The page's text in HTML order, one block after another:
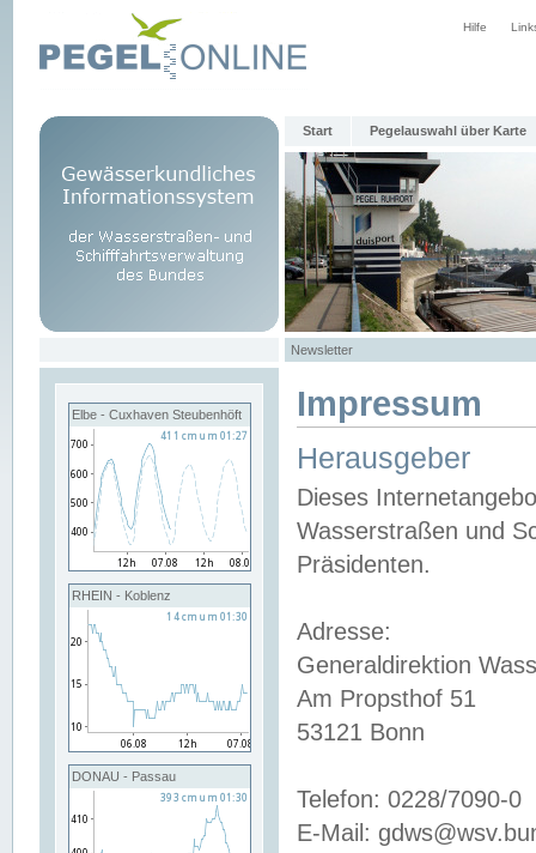
Hilfe
Start Pegelauswahl über Karte
Newsletter
Elbe - Cuxhaven Steubenhöft
RHEIN - Koblenz
DONAU - Passau
Impressum
Herausgeber
Dieses
Wasserstraßen und
Präsidenten.
Adresse:
Generaldirektion
Am Propsthof 51
53121 Bonn
Telefon: 0228/7090-0
E-Mail: